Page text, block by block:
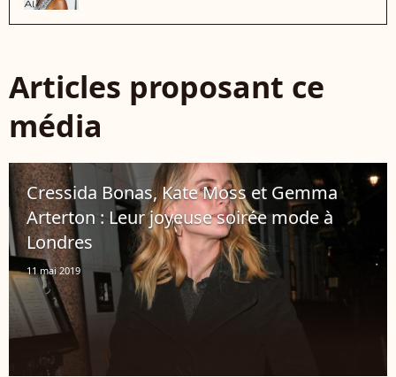
Articles proposant ce
média
Cressida Bonas, Kate Moss et Gemma
Arterton : Leur joyeuse soirée mode à
Londres
11 mai 2019